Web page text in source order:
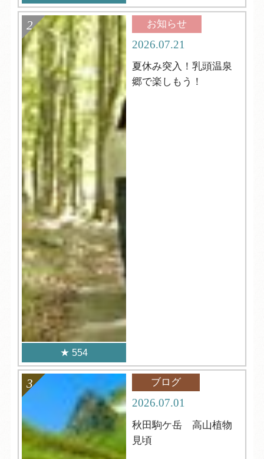
554
お知らせ
2026.07.21
夏休み突入！乳頭温泉
郷で楽しもう！
ブログ
2026.07.01
秋田駒ケ岳 高山植物
見頃